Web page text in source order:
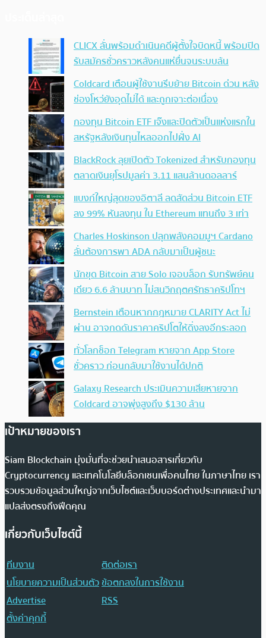
CLICX ลั่นพร้อมดำเนินคดีผู้ตั้งใจบิดหนี้ พร้อมปิด
รับสมัครชั่วคราวหลังคนแห่ยื่นจนระบบล้น
Coldcard เตือนผู้ใช้งานรีบย้าย Bitcoin ด่วน หลัง
ช่องโหว่ยังอุดไม่ได้ และถูกเจาะต่อเนื่อง
กองทุน Bitcoin ETF เจ๊งและปิดตัวเป็นแห่งแรกใน
สหรัฐหลังเงินทุนไหลออกไปฝั่ง AI
BlackRock ลุยเปิดตัว Tokenized สำหรับกองทุน
ตลาดเงินยุโรปมูลค่า 3.11 แสนล้านดอลลาร์
แบงก์ใหญ่สุดของอิตาลี ลดสัดส่วน Bitcoin ETF
ลง 99% หันลงทุน ใน Ethereum แทนถึง 3 เท่า
Charles Hoskinson ปลุกพลังคอมมูฯ Cardano
ลั่นต้องการพา ADA กลับมาเป็นผู้ชนะ
นักขุด Bitcoin สาย Solo เจอบล็อก รับทรัพย์คน
เดียว 6.6 ล้านบาท ไม่สนวิกฤตศรัทธาคริปโทฯ
Bernstein เตือนหากกฎหมาย CLARITY Act ไม่
ผ่าน อาจกดดันราคาคริปโตให้ดิ่งลงอีกระลอก
ทั่วโลกช็อก Telegram หายจาก App Store
ชั่วคราว ก่อนกลับมาใช้งานได้ปกติ
Galaxy Research ประเมินความเสียหายจาก
Coldcard อาจพุ่งสูงถึง $130 ล้าน
เป้าหมายของเรา
Siam Blockchain มุ่งมั่นที่จะช่วยนำเสนอสารเกี่ยวกับ
Cryptocurrency และเทคโนโลยีบล็อกเชนเพื่อคนไทย ในภาษาไทย เรา
รวบรวมข้อมูลส่วนใหญ่จากเว็บไซต์และเว็บบอร์ดต่างประเทศและนำมา
แปลส่งตรงถึงฟีดคุณ
เกี่ยวกับเว็บไซต์นี้
ทีมงาน
ติดต่อเรา
นโยบายความเป็นส่วนตัวข้อตกลงในการใช้งาน
Advertise
RSS
ตั้งค่าคุกกี้